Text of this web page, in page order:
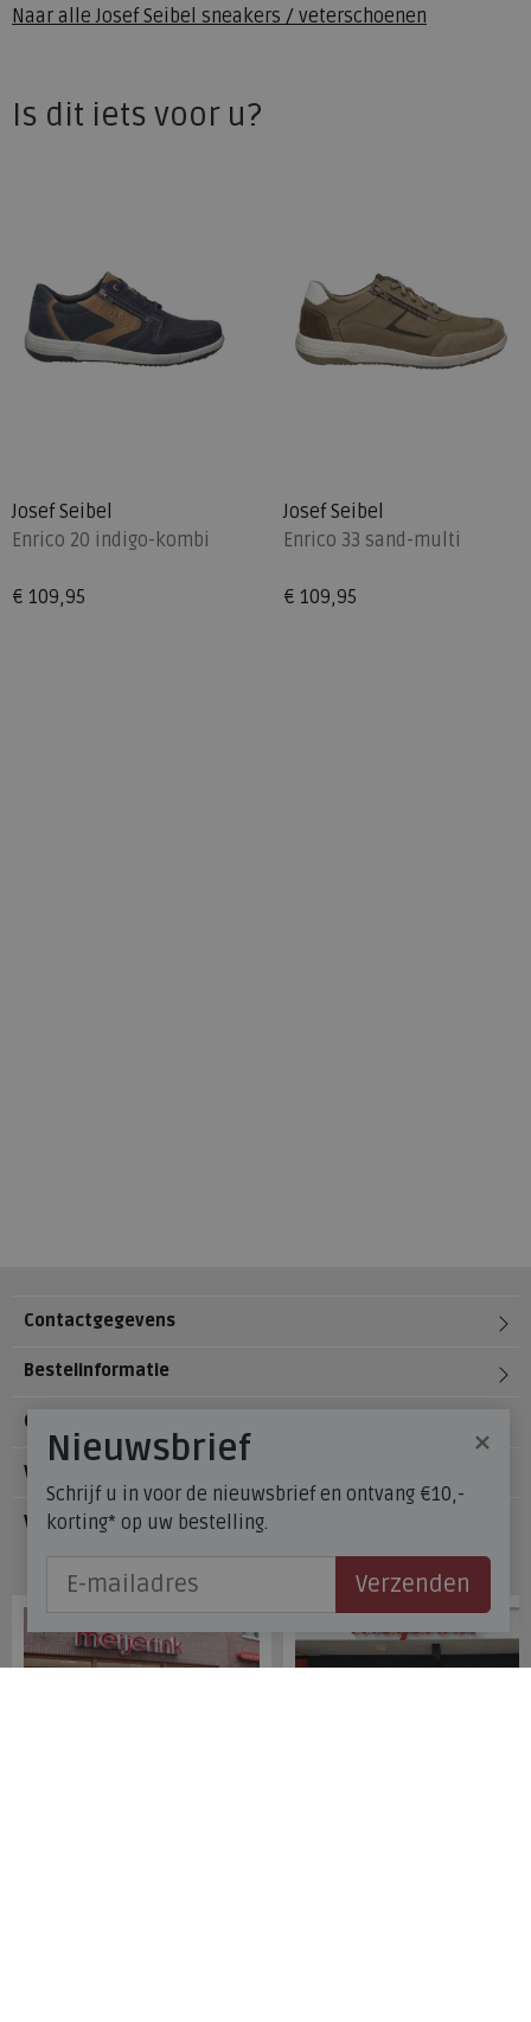
Naar alleJosef Seibel sneakers / veterschoenen
Is dit iets voor u?
Josef Seibel
Enrico 20 indigo-kombi
€ 109,95
Josef Seibel
Enrico 33 sand-multi
€ 109,95
Contactgegevens
Bestelinformatie
Over Meijerink Schoenen
Voetzorg
Veelgestelde vragen
×
Nieuwsbrief
Schrijf u in voor de nieuwsbrief en ontvang €10,-
korting* op uw bestelling.
Verzenden